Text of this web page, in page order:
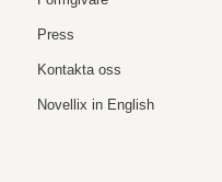
Press
Kontakta oss
Novellix in English